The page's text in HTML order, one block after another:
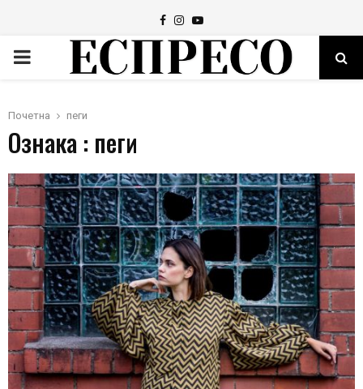
Facebook
Instagram
Youtube
PRIMARY
Почетна пеги
Ознака : пеги